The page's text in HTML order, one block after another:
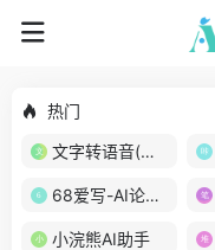
热门
文字转语音(琅琅配音)
68爱写-AI论文写作
小浣熊AI助手